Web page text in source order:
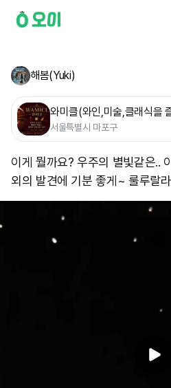
해봄(Yuki)
와미클(와인,미술,클래식을
서울특별시 마포구
이게 뭘까요? 우주의 별빛같은..
외의 발견에 기분 좋게~ 룰루랄